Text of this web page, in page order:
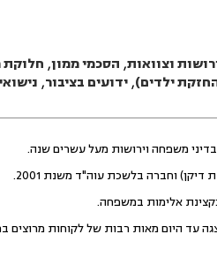
וצוואות, הסכמי ממון, חלוקת
ילדים),ידועים בציבור,
משפחה וירושות מעל עשרים שנה.
וחברה בלשכת עוה"ד משנת 2001.
אלימות במשפחה.
עד היום מאות רבות של לקוחות מרוצים